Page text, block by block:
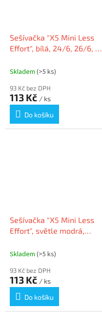
Sešívačka "X5 Mini Less
Effort", bílá, 24/6, 26/6, 20
Skladem (>5 ks)
93 Kč bez DPH
113 Kč / ks
Do košíku
Sešívačka "X5 Mini Less
Effort", světle modrá,
plastová RAPESCO
Skladem (>5 ks)
93 Kč bez DPH
113 Kč / ks
Do košíku